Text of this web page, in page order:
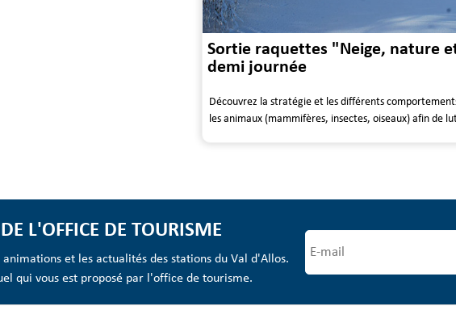
Sortie raquettes "Neige, nature
demi journée
Découvrez la stratégie et les différents
les animaux (mammifères, insectes, oiseaux) afin de
L'OFFICE DE TOURISME
et les actualités des stations du Val d'Allos.
qui vous est proposé par l'office de tourisme.